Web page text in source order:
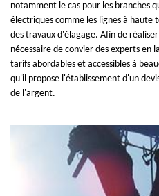
notamment le cas pour les branches
électriques comme les lignes à haute
des travaux d'élagage. Afin de
nécessaire de convier des experts en
tarifs abordables et accessibles à
qu'il propose l'établissement d'un
de l'argent.